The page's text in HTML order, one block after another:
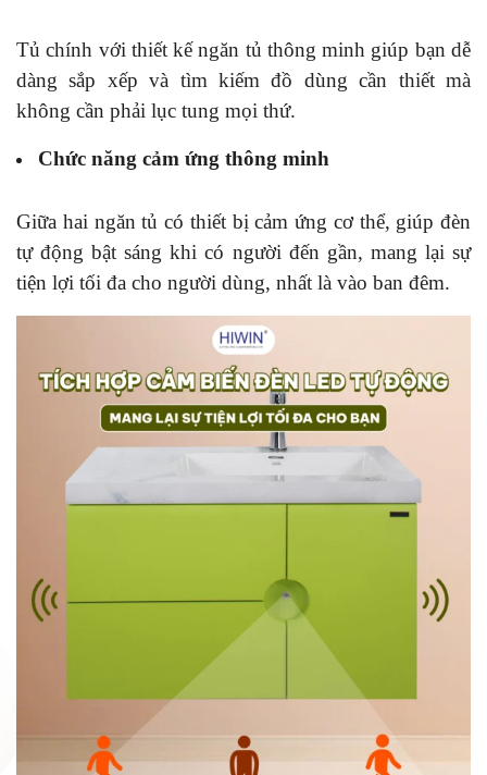
Tủ chính với thiết kế ngăn tủ thông minh giúp bạn dễ
dàng sắp xếp và tìm kiếm đồ dùng cần thiết mà
không cần phải lục tung mọi thứ.
Chức năng cảm ứng thông minh
Giữa hai ngăn tủ có thiết bị cảm ứng cơ thể, giúp đèn
tự động bật sáng khi có người đến gần, mang lại sự
tiện lợi tối đa cho người dùng, nhất là vào ban đêm.